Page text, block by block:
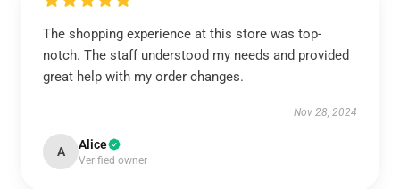
The shopping experience at this store was top-
notch. The staff understood my needs and provided
great help with my order changes.
Nov 28, 2024
A Alice
Verified owner